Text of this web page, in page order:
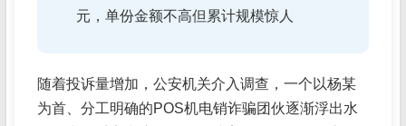
元，单份金额不高但累计规模惊人
随着投诉量增加，公安机关介入调查，一个以杨某
为首、分工明确的POS机电销诈骗团伙逐渐浮出水